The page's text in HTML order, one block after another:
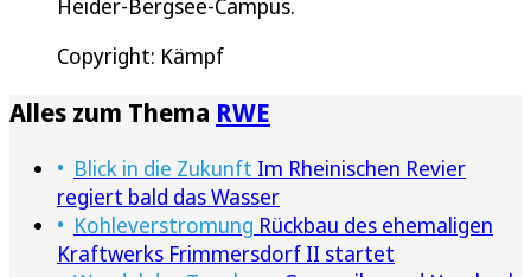
Copyright: Kämpf
Alles zum Thema RWE
Blick in die Zukunft Im Rheinischen Revier
regiert bald das Wasser
Kohleverstromung Rückbau des ehemaligen
Kraftwerks Frimmersdorf II startet